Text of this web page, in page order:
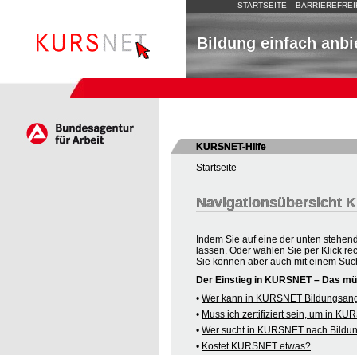
STARTSEITE
Bildung einfach
KURSNET-Hilfe
Startseite
Navigationsübersicht
Indem Sie auf eine der unten
lassen. Oder wählen Sie per Klick
Sie können aber auch mit einem
Der Einstieg in KURSNET – Das
• Wer kann in KURSNET
• Muss ich zertifiziert sein, um in
• Wer sucht in KURSNET nach
• Kostet KURSNET etwas?